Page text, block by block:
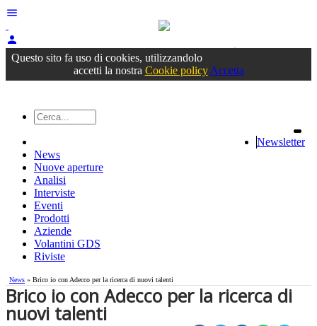
menu
person
Accedioppure registrati
Questo sito fa uso di cookies, utilizzandolo
accetti la nostra Cookie policy Accetta
Newsletter
News
Nuove aperture
Analisi
Interviste
Eventi
Prodotti
Aziende
Volantini GDS
Riviste
News » Brico io con Adecco per la ricerca di nuovi talenti
Brico io con Adecco per la ricerca di
nuovi talenti